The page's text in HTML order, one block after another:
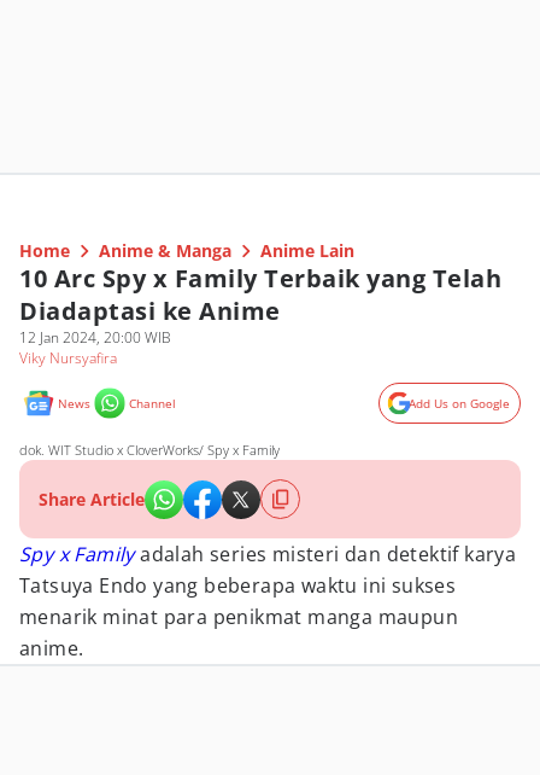
Home Anime & Manga Anime Lain
10 Arc Spy x Family Terbaik yang Telah
Diadaptasi ke Anime
12 Jan 2024, 20:00 WIB
Viky Nursyafira
News Channel Add Us on Google
dok. WIT Studio x CloverWorks/ Spy x Family
Share Article
Spy x Family adalah series misteri dan detektif karya
Tatsuya Endo yang beberapa waktu ini sukses
menarik minat para penikmat manga maupun
anime.